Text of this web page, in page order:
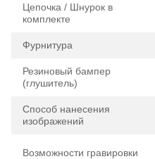
Цепочка / Шнурок в
комплекте
Фурнитура
Резиновый бампер
(глушитель)
Способ нанесения
изображений
Возможности гравировки